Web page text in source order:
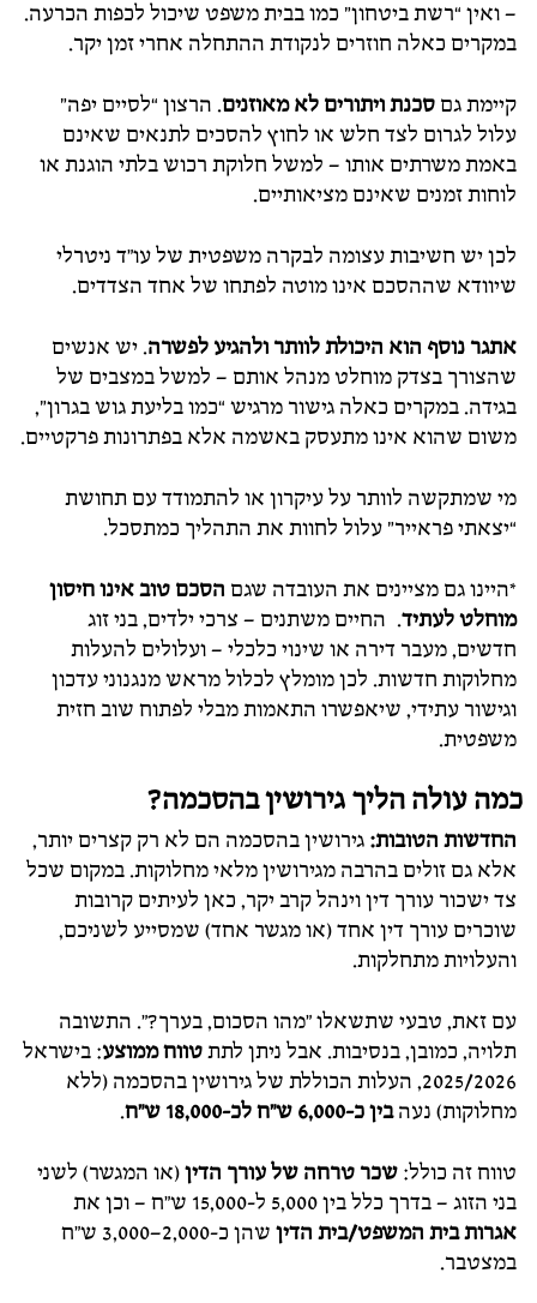
– ואין “רשת ביטחון” כמו בבית משפט שיכול לכפות הכרעה.
במקרים כאלה חוזרים לנקודת ההתחלה אחרי זמן יקר.
קיימת גם סכנת ויתורים לא מאוזנים. הרצון “לסיים יפה”
עלול לגרום לצד חלש או לחוץ להסכים לתנאים שאינם
באמת משרתים אותו – למשל חלוקת רכוש בלתי הוגנת או
לוחות זמנים שאינם מציאותיים.
לכן יש חשיבות עצומה לבקרה משפטית של עו"ד ניטרלי
שיוודא שההסכם אינו מוטה לפתחו של אחד הצדדים.
אתגר נוסף הוא היכולת לוותר ולהגיע לפשרה. יש אנשים
שהצורך בצדק מוחלט מנהל אותם – למשל במצבים של
בגידה. במקרים כאלה גישור מרגיש “כמו בליעת גוש בגרון”,
משום שהוא אינו מתעסק באשמה אלא בפתרונות פרקטיים.
מי שמתקשה לוותר על עיקרון או להתמודד עם תחושת
“יצאתי פראייר” עלול לחוות את התהליך כמתסכל.
*היינו גם מציינים את העובדה שגם הסכם טוב אינו חיסון
מוחלט לעתיד. החיים משתנים – צרכי ילדים, בני זוג
חדשים, מעבר דירה או שינוי כלכלי – ועלולים להעלות
מחלוקות חדשות. לכן מומלץ לכלול מראש מנגנוני עדכון
וגישור עתידי, שיאפשרו התאמות מבלי לפתוח שוב חזית
משפטית.
כמה עולה הליך גירושין בהסכמה?
החדשות הטובות: גירושין בהסכמה הם לא רק קצרים יותר,
אלא גם זולים בהרבה מגירושין מלאי מחלוקות. במקום שכל
צד ישכור עורך דין וינהל קרב יקר, כאן לעיתים קרובות
שוכרים עורך דין אחד (או מגשר אחד) שמסייע לשניכם,
והעלויות מתחלקות.
עם זאת, טבעי שתשאלו "מהו הסכום, בערך?". התשובה
תלויה, כמובן, בנסיבות. אבל ניתן לתתטווח ממוצע: בישראל
2025/2026, העלות הכוללת של גירושין בהסכמה (ללא
מחלוקות) נעהבין כ-6,000 ש"ח לכ-18,000 ש"ח .
טווח זה כולל: שכר טרחה של עורך הדין(או המגשר) לשני
בני הזוג – בדרך כלל בין 5,000 ל-15,000 ש"ח – וכן את
אגרות בית המשפט/בית הדין
שהן כ-2,000–3,000 ש"ח
במצטבר.